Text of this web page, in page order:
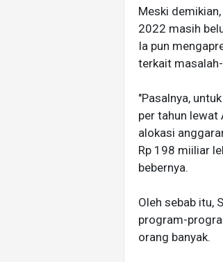
Meski
2022 masih
Ia pun
terkait
"Pasalnya,
per tahun lewat
alokasi
Rp 198 miiliar
bebernya.
Oleh sebab itu,
program-
orang banyak.